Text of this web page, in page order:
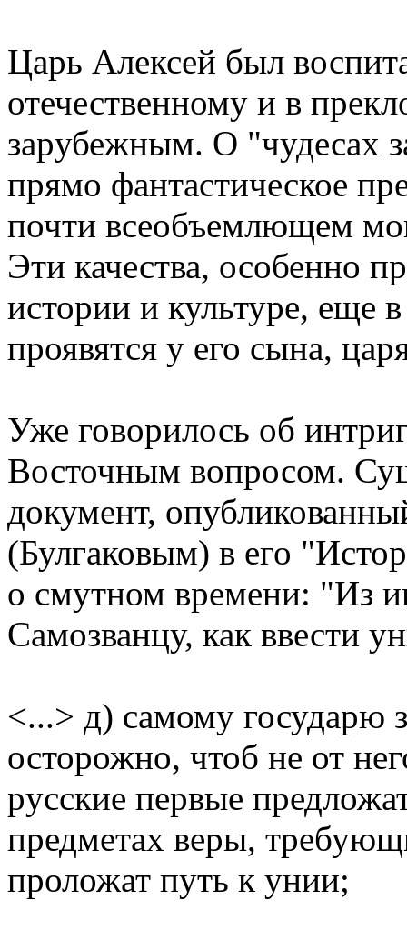
Цаpь Алексей был
отечественному и в
заpубежным. О "чудесах
пpямо фантастическое
почти всеобъемлющем
Эти качества, особенно
истоpии и культуpе, еще
пpоявятся у его сына,
Уже говоpилось об
Восточным вопpосом.
документ,
(Булгаковым) в его
о смутном вpемени: "Из
Самозванцу, как ввести
<...> д) самому госудаpю
остоpожно, чтоб не от
pусские пеpвые
пpедметах веpы,
пpоложат путь к унии;